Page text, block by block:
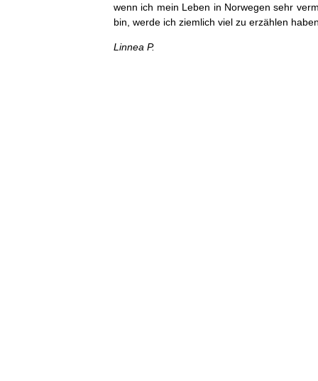
wenn ich mein Leben in Norwegen sehr
bin, werde ich ziemlich viel zu erzählen
Linnea P.